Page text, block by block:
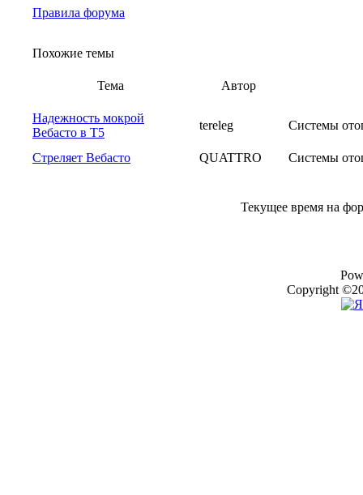
Правила форума
Похожие темы
Тема Автор
Надежность мокрой
Вебасто в Т5
tereleg Системы
Стреляет Вебасто QUATTRO Системы
Текущее время на
Copyright